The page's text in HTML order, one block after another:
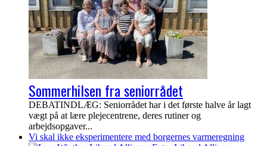
Sommerhilsen fra seniorrådet
DEBATINDLÆG: Seniorrådet har i det første halve år lagt
vægt på at lære plejecentrene, deres rutiner og
arbejdsopgaver...
Vi skal ikke eksperimentere med borgernes varmeregning